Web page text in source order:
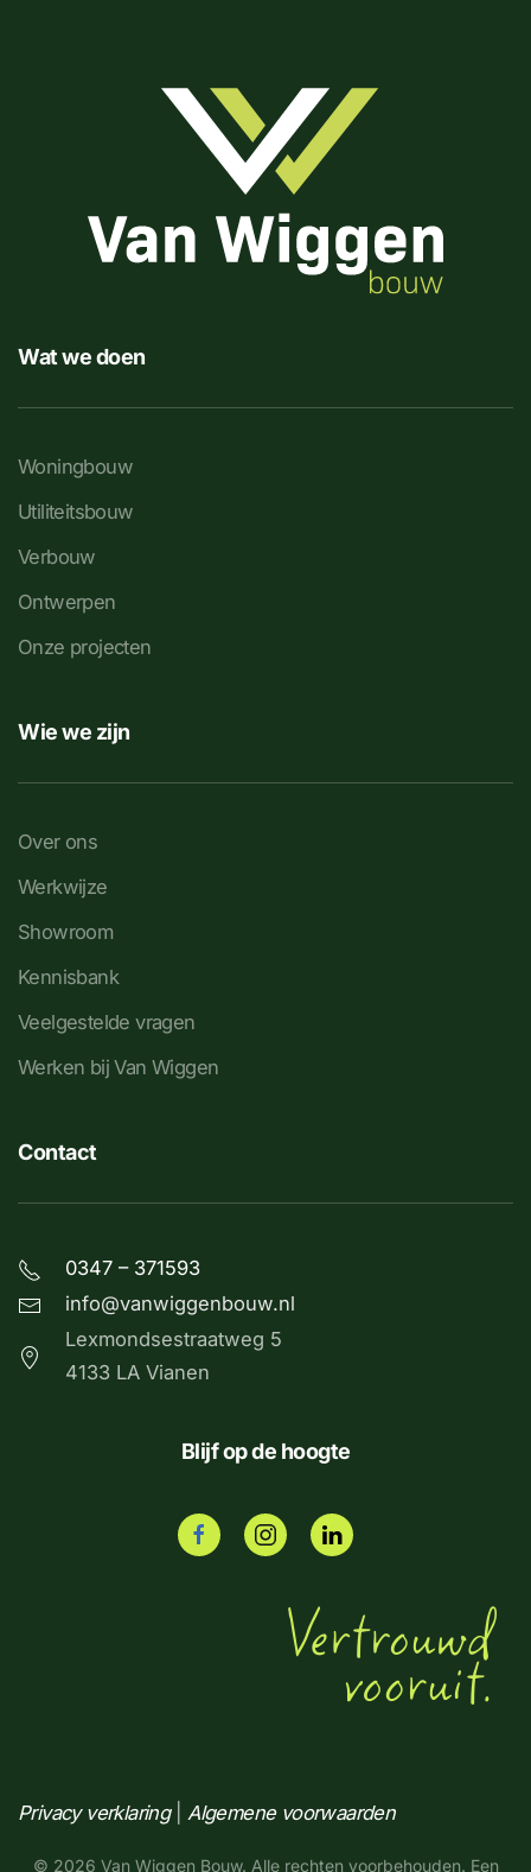
Wat we doen
Woningbouw
Utiliteitsbouw
Verbouw
Ontwerpen
Onze projecten
Wie we zijn
Over ons
Werkwijze
Showroom
Kennisbank
Veelgestelde vragen
Werken bij Van Wiggen
Contact
0347 – 371593
info@vanwiggenbouw.nl
Lexmondsestraatweg 5
4133 LA Vianen
Blijf op de hoogte
Privacy verklaring|Algemene voorwaarden
© 2026 Van Wiggen Bouw. Alle rechten voorbehouden. Een